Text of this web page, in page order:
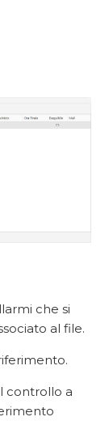
che si
al file.
controllo a